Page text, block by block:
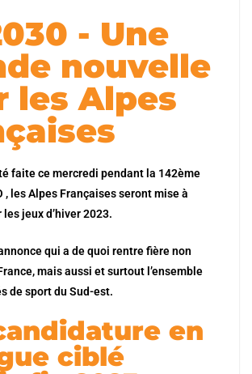
- Une
nouvelle
les Alpes
faite ce mercredi pendant la 142ème
, les Alpes Françaises seront mise à
les jeux d’hiver 2023.
qui a de quoi rentre fière non
mais aussi et surtout l’ensemble
de sport du Sud-est.
en
ciblé